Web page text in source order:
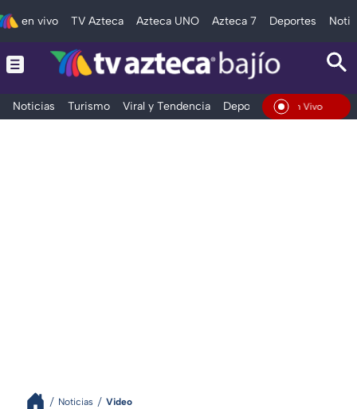
en vivo TV Azteca Azteca UNO Azteca 7 Deportes
Noticias Turismo Viral y Tendencia Deportes Espectáculos
En Vivo
Noticias Video